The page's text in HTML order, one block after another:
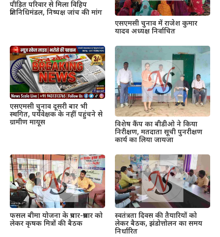
पीड़ित परिवार से मिला विहिप
प्रतिनिधिमंडल, निष्पक्ष जांच की मांग
एसएमसी चुनाव में राजेश कुमार
यादव अध्यक्ष निर्वाचित
एसएमसी चुनाव दूसरी बार भी
स्थगित, पर्यवेक्षक के नहीं पहुंचने से
ग्रामीण मायूस
विशेष कैंप का बीडीओ ने किया
निरीक्षण, मतदाता सूची पुनरीक्षण
कार्य का लिया जायजा
फसल बीमा योजना के प्रचार-प्रसार को
लेकर कृषक मित्रों की बैठक
स्वतंत्रता दिवस की तैयारियों को
लेकर बैठक, झंडोत्तोलन का समय
निर्धारित